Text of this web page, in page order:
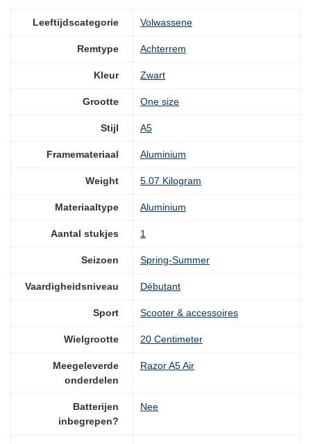
Leeftijdscategorie ‎Volwassene
Remtype ‎Achterrem
Kleur ‎Zwart
Grootte ‎One size
Stijl ‎A5
Framemateriaal ‎Aluminium
Weight ‎5.07 Kilogram
Materiaaltype ‎Aluminium
Aantal stukjes ‎1
Seizoen ‎Spring-Summer
Vaardigheidsniveau ‎Débutant
Sport ‎Scooter & accessoires
Wielgrootte ‎20 Centimeter
Meegeleverde
onderdelen
‎Razor A5 Air
Batterijen
inbegrepen?
‎Nee